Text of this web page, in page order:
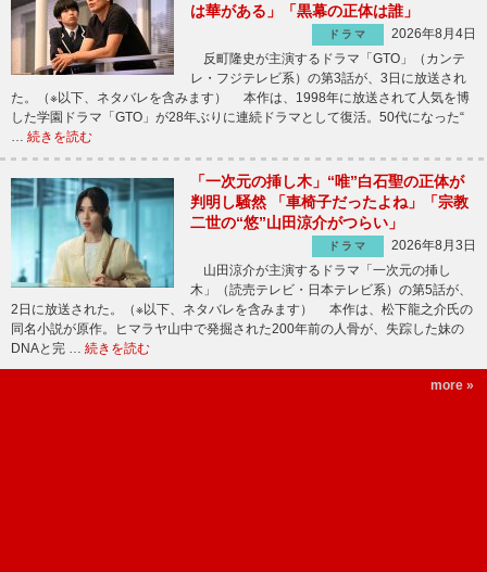
は華がある」「黒幕の正体は誰」
ドラマ
2026年8月4日
反町隆史が主演するドラマ「GTO」（カンテ
レ・フジテレビ系）の第3話が、3日に放送され
た。（※以下、ネタバレを含みます） 本作は、1998年に放送されて人気を博
した学園ドラマ「GTO」が28年ぶりに連続ドラマとして復活。50代になった“
続きを読む
「一次元の挿し木」“唯”白石聖の正体が
判明し騒然 「車椅子だったよね」「宗教
二世の“悠”山田涼介がつらい」
ドラマ
2026年8月3日
山田涼介が主演するドラマ「一次元の挿し
木」（読売テレビ・日本テレビ系）の第5話が、
2日に放送された。（※以下、ネタバレを含みます） 本作は、松下龍之介氏の
同名小説が原作。ヒマラヤ山中で発掘された200年前の人骨が、失踪した妹の
DNAと完 … 続きを読む
more »